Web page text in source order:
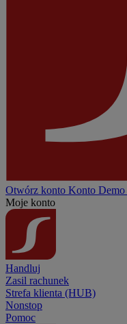
Otwórz konto Konto Demo
Moje konto
Handluj
Zasil rachunek
Strefa klienta (HUB)
Nonstop
Pomoc